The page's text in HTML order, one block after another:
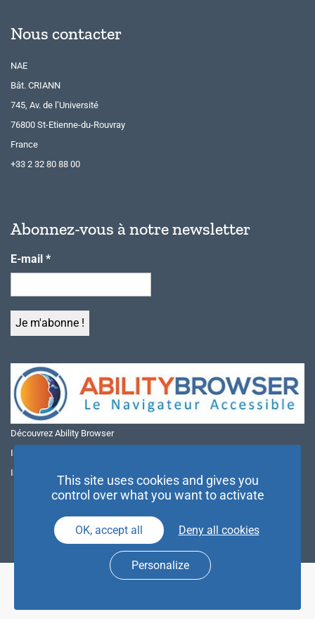
Nous contacter
NAE
Bât. CRIANN
745, Av. de l’Université
76800 St-Etienne-du-Rouvray
France
+33 2 32 80 88 00
Abonnez-vous à notre newsletter
E-mail *
Découvrez Ability Browser
Installer Ability Browser sur Windows
Installer Ability Browser sur Mac
Mentions légales|Politique de confidentialité
This site uses cookies and gives you
control over what you want to activate
OK, accept all Deny all cookies
Personalize